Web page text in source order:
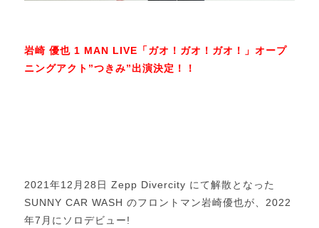
岩崎 優也 1 MAN LIVE「ガオ！ガオ！ガオ！」オープ
ニングアクト”つきみ”出演決定！！
2021年12月28日 Zepp Divercity にて解散となった
SUNNY CAR WASH のフロントマン岩崎優也が、2022
年7月にソロデビュー!